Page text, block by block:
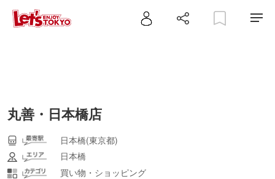
丸善・日本橋店
日本橋(東京都)
日本橋
買い物・ショッピング